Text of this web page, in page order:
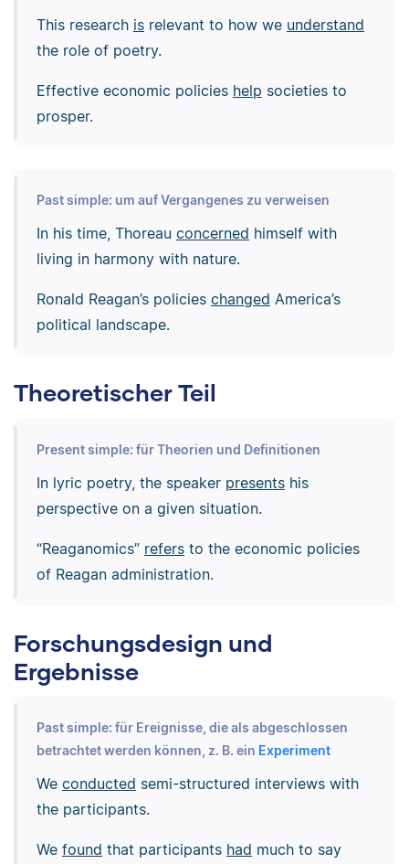
This research isrelevant to how we understand
the role of poetry.
Effective economic policies help societies to
prosper.
Past simple: um auf Vergangenes zu verweisen
In his time, Thoreau concerned himself with
living in harmony with nature.
Ronald Reagan’s policies changed America’s
political landscape.
Theoretischer Teil
Present simple: für Theorien und Definitionen
In lyric poetry, the speaker presentshis
perspective on a given situation.
“Reaganomics” refersto the economic policies
of Reagan administration.
Forschungsdesign und
Ergebnisse
Past simple: für Ereignisse, die als abgeschlossen
betrachtet werden können, z. B. ein Experiment
We conducted semi-structured interviews with
the participants.
We found that participants had much to say